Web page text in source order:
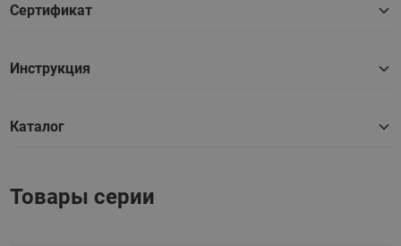
Сертификат
Инструкция
Каталог
Товары серии